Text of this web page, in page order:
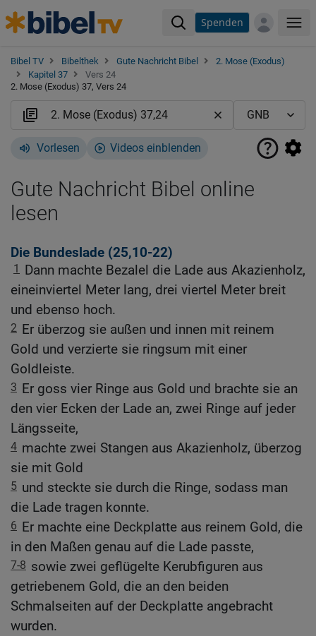
Spenden
Bibel TV Bibelthek Gute Nachricht Bibel
2. Mose (Exodus)
Kapitel 37
Vers 24
2. Mose (Exodus) 37, Vers 24
Vorlesen Videos einblenden
Gute Nachricht Bibel online
lesen
Die Bundeslade (25,10-22)
1
Dann machte Bezalel die Lade aus Akazienholz,
eineinviertel Meter lang, drei viertel Meter breit
und ebenso hoch.
2 Er überzog sie außen und innen mit reinem
Gold und verzierte sie ringsum mit einer
Goldleiste.
3 Er goss vier Ringe aus Gold und brachte sie an
den vier Ecken der Lade an, zwei Ringe auf jeder
Längsseite,
4 machte zwei Stangen aus Akazienholz, überzog
sie mit Gold
5 und steckte sie durch die Ringe, sodass man
die Lade tragen konnte.
6 Er machte eine Deckplatte aus reinem Gold, die
in den Maßen genau auf die Lade passte,
7-8 sowie zwei geflügelte Kerubfiguren aus
getriebenem Gold, die an den beiden
Schmalseiten auf der Deckplatte angebracht
wurden.